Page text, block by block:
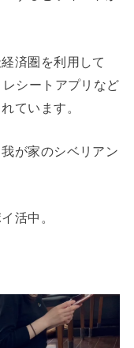
済圏を利用して
シートアプリなど
ています。
が家のシベリアン
活中。